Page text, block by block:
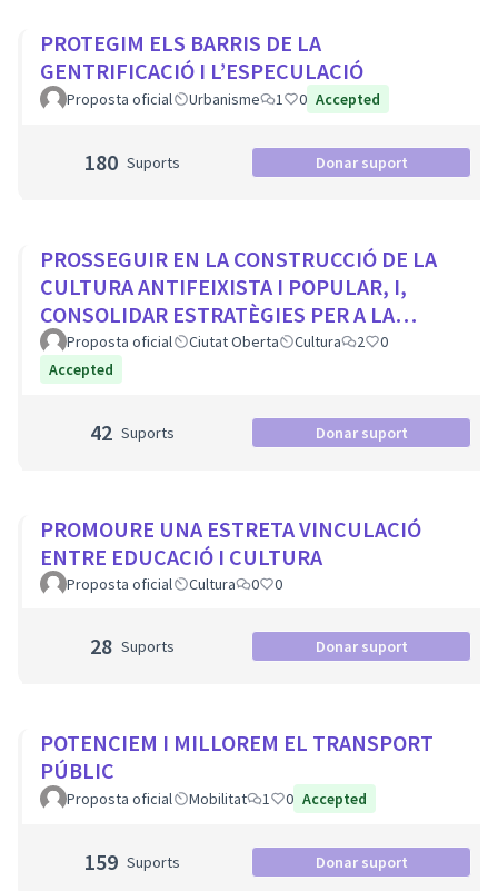
PROTEGIM ELS BARRIS DE LA
GENTRIFICACIÓ I L’ESPECULACIÓ
Proposta oficial Urbanisme 1 0 Accepted
180 Suports Donar suport
PROSSEGUIR EN LA CONSTRUCCIÓ DE LA
CULTURA ANTIFEIXISTA I POPULAR, I,
CONSOLIDAR ESTRATÈGIES PER A LA
VISIBILITZACIÓ DE LA MEMÒRIA
DEMOCRÀTICA CIUTADA
Proposta oficial Ciutat Oberta Cultura 2
0
Accepted
42 Suports Donar suport
PROMOURE UNA ESTRETA VINCULACIÓ
ENTRE EDUCACIÓ I CULTURA
Proposta oficial Cultura 0 0
28 Suports Donar suport
POTENCIEM I MILLOREM EL TRANSPORT
PÚBLIC
Proposta oficial Mobilitat 1 0 Accepted
159 Suports Donar suport